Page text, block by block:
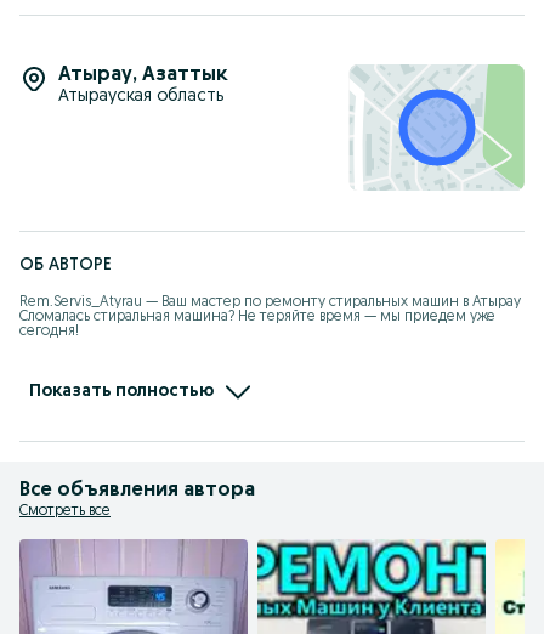
Атырау, Азаттык
Атырауская область
ОБ АВТОРЕ
Rem.Servis_Atyrau — Ваш мастер по ремонту стиральных машин в Атырау
Сломалась стиральная машина? Не теряйте время — мы приедем уже
сегодня!
Оригинальные запчасти, всегда в наличии
Опытный мастер: Денис. Надёжно, честно, профессионально.
Звоните прямо сейчас — и ваша стиральная машина снова будет как
новая!
Показать полностью
Все объявления автора
Смотреть все